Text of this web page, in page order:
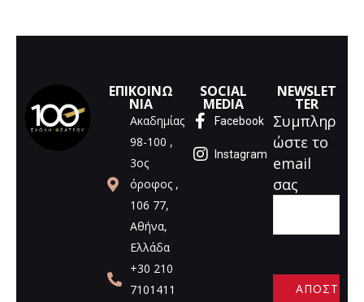
ΕΠΙΚΟΙΝΩ
ΝΙΑ
Ακαδημίας
98-100 ,
3ος
όροφος ,
106 77,
Αθήνα,
Ελλάδα
+30 210
7101411
SOCIAL
MEDIA
Facebook
Instagram
NEWSLET
TER
Συμπληρ
ώστε το
email
σας